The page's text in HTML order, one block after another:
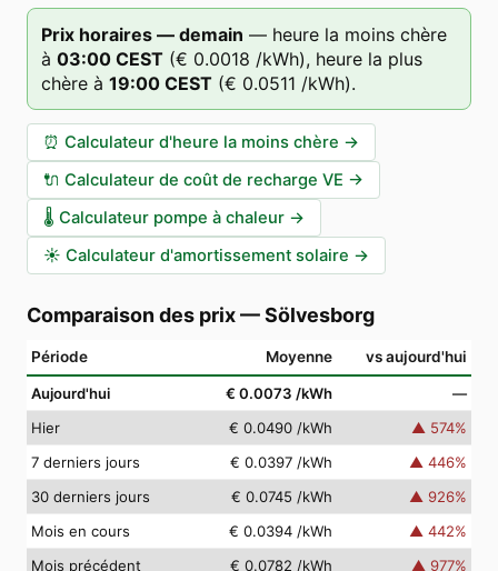
Prix horaires — demain — heure la moins chère
à 03:00 CEST (€ 0.0018 /kWh), heure la plus
chère à 19:00 CEST (€ 0.0511 /kWh).
⏰ Calculateur d'heure la moins chère →
🔌 Calculateur de coût de recharge VE →
🌡️ Calculateur pompe à chaleur →
☀️ Calculateur d'amortissement solaire →
Comparaison des prix—Sölvesborg
Période Moyenne vs aujourd'hui
Aujourd'hui € 0.0073 /kWh
—
Hier
€ 0.0490 /kWh ▲ 574%
7 derniers jours
€ 0.0397 /kWh ▲ 446%
30 derniers jours
€ 0.0745 /kWh ▲ 926%
Mois en cours
€ 0.0394 /kWh ▲ 442%
Mois précédent
€ 0.0782 /kWh ▲ 977%